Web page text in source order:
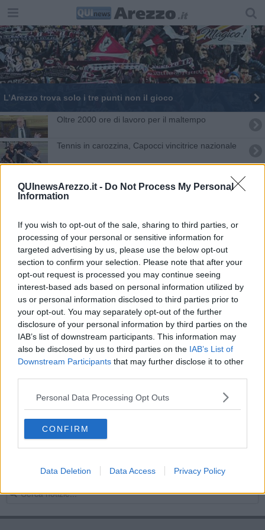
QUInewsArezzo.it - Do Not Process My Personal
Information
If you wish to opt-out of the sale, sharing to third parties, or
processing of your personal or sensitive information for
targeted advertising by us, please use the below opt-out
section to confirm your selection. Please note that after your
opt-out request is processed you may continue seeing
interest-based ads based on personal information utilized by
us or personal information disclosed to third parties prior to
your opt-out. You may separately opt-out of the further
disclosure of your personal information by third parties on the
IAB’s list of downstream participants. This information may
also be disclosed by us to third parties on the IAB’s List of
Downstream Participants that may further disclose it to other
Personal Data Processing Opt Outs
CONFIRM
Data Deletion Data Access Privacy Policy
L’Arezzo trova solo i tre punti non il gioco
Oltre 2000 ore di lavoro per il maltempo
Tennis in carozzina, Capocci vincitrice nazionale
Confartigianato, un'aretina al tavolo nazionale
Le interrogazioni di oggi in consiglio comunale
Towanda dem, la rivolta delle donne Pd
Scontro sulla Regionale, auto ribaltata
IL PAGELLONE Arezzo, fallito il primo match point
Arezzo non ti fermare, arriva lo Scandicci
Il Bsc Arezzo vince il campionato di serie A2
"Si può vincere in tutti i collegi toscani"
Arezzo che tonfo, crolla contro l’Ostia Mare (3-0)